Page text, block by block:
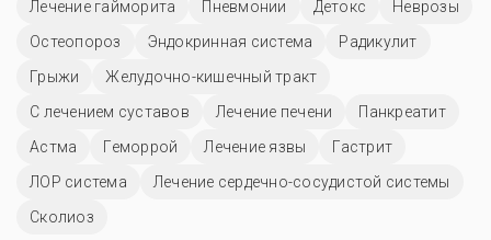
Лечение гайморита
Пневмонии Детокс
Неврозы
Остеопороз
Эндокринная система
Радикулит
Грыжи
Желудочно-кишечный тракт
С лечением суставов
Лечение печени
Панкреатит
Астма
Геморрой Лечение язвы
Гастрит
ЛОР система
Лечение сердечно-сосудистой системы
Сколиоз